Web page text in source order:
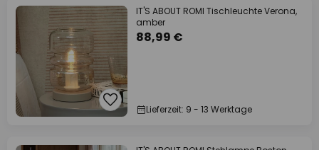
IT'S ABOUT ROMI Tischleuchte Verona,
amber
88,99 €
Lieferzeit: 9 - 13 Werktage